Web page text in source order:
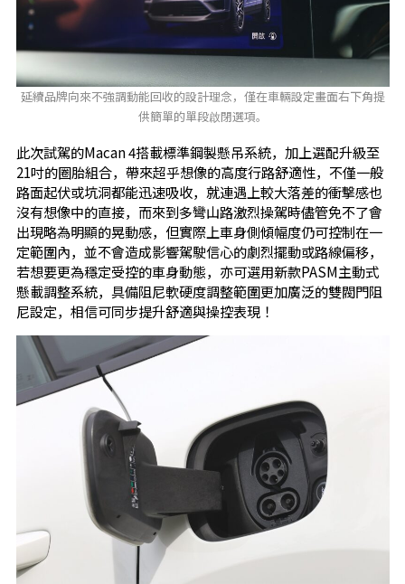
延續品牌向來不強調動能回收的設計理念，僅在車輛設定畫面右下角提
供簡單的單段啟閉選項。
此次試駕的Macan 4搭載標準鋼製懸吊系統，加上選配升級至
21吋的圈胎組合，帶來超乎想像的高度行路舒適性，不僅一般
路面起伏或坑洞都能迅速吸收，就連遇上較大落差的衝擊感也
沒有想像中的直接，而來到多彎山路激烈操駕時儘管免不了會
出現略為明顯的晃動感，但實際上車身側傾幅度仍可控制在一
定範圍內，並不會造成影響駕駛信心的劇烈擺動或路線偏移，
若想要更為穩定受控的車身動態，亦可選用新款PASM主動式
懸載調整系統，具備阻尼軟硬度調整範圍更加廣泛的雙閥門阻
尼設定，相信可同步提升舒適與操控表現！